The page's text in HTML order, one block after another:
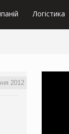
Логістика
2012